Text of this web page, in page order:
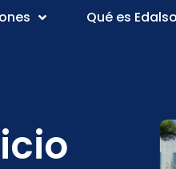
Qué es Edalso